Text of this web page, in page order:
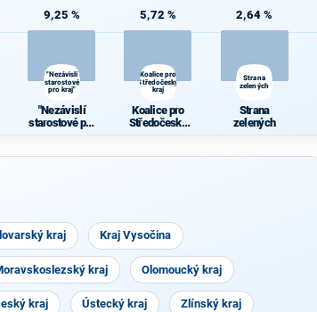
9,25 %
"Nezávislí
starostové
pro kraj"
"Nezávislí
starostové pro
5,72 %
Koalice pro
Středočeský
kraj
Koalice pro
Středočeský
2,64 %
Strana
zelených
Strana
zelených
kraj Kraj Vysočina
kraj Olomoucký kraj
kraj Ústecký kraj Zlínský kraj